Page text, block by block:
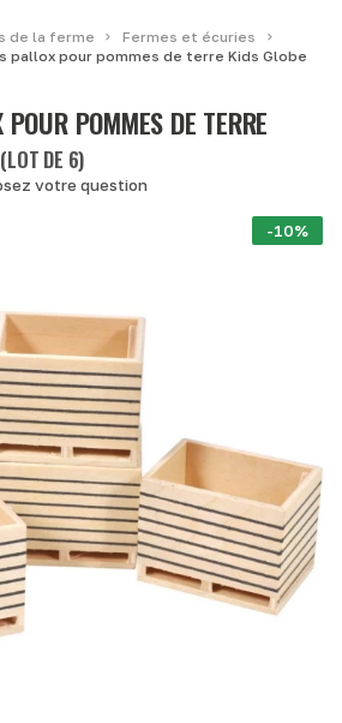
de la ferme
Fermes et écuries
pallox pour pommes de terre Kids Globe
POMMES DE TERRE
DE 6)
votre question
-10%